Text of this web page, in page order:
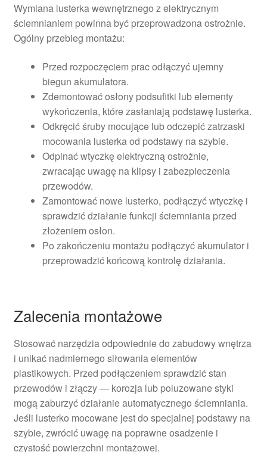
Wymiana lusterka wewnętrznego z elektrycznym
ściemnianiem powinna być przeprowadzona ostrożnie.
Ogólny przebieg montażu:
Przed rozpoczęciem prac odłączyć ujemny
biegun akumulatora.
Zdemontować osłony podsufitki lub elementy
wykończenia, które zasłaniają podstawę lusterka.
Odkręcić śruby mocujące lub odczepić zatrzaski
mocowania lusterka od podstawy na szybie.
Odpinać wtyczkę elektryczną ostrożnie,
zwracając uwagę na klipsy i zabezpieczenia
przewodów.
Zamontować nowe lusterko, podłączyć wtyczkę i
sprawdzić działanie funkcji ściemniania przed
złożeniem osłon.
Po zakończeniu montażu podłączyć akumulator i
przeprowadzić końcową kontrolę działania.
Zalecenia montażowe
Stosować narzędzia odpowiednie do zabudowy wnętrza
i unikać nadmiernego siłowania elementów
plastikowych. Przed podłączeniem sprawdzić stan
przewodów i złączy — korozja lub poluzowane styki
mogą zaburzyć działanie automatycznego ściemniania.
Jeśli lusterko mocowane jest do specjalnej podstawy na
szybie, zwrócić uwagę na poprawne osadzenie i
czystość powierzchni montażowej.